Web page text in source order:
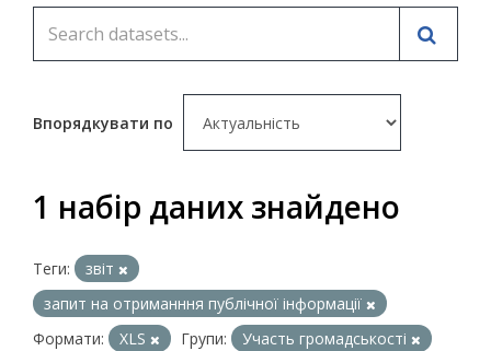
Впорядкувати по
1 набір даних знайдено
Теги:
звіт
запит на отриманння публічної інформації
Формати:
XLS Групи:
Участь громадськості